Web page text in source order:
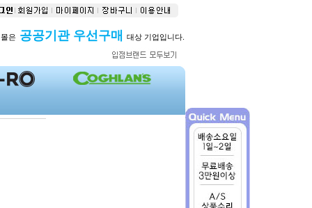
은 공공기관 우선구매 대상 기업입니다.